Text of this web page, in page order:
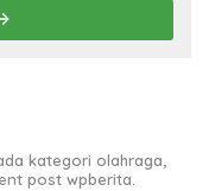
kategori olahraga,
post wpberita.